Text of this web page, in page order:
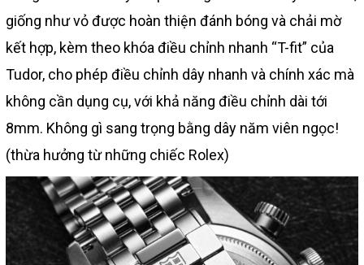
giống như vỏ được hoàn thiện đánh bóng và chải mờ
kết hợp, kèm theo khóa điều chỉnh nhanh “T-fit” của
Tudor, cho phép điều chỉnh dây nhanh và chính xác mà
không cần dụng cụ, với khả năng điều chỉnh dài tới
8mm. Không gì sang trọng bằng dây năm viên ngọc!
(thừa hưởng từ những chiếc Rolex)